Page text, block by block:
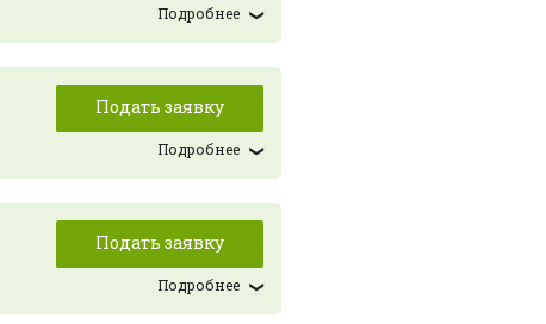
Подробнее
Подать заявку
Подробнее
Подать заявку
Подробнее